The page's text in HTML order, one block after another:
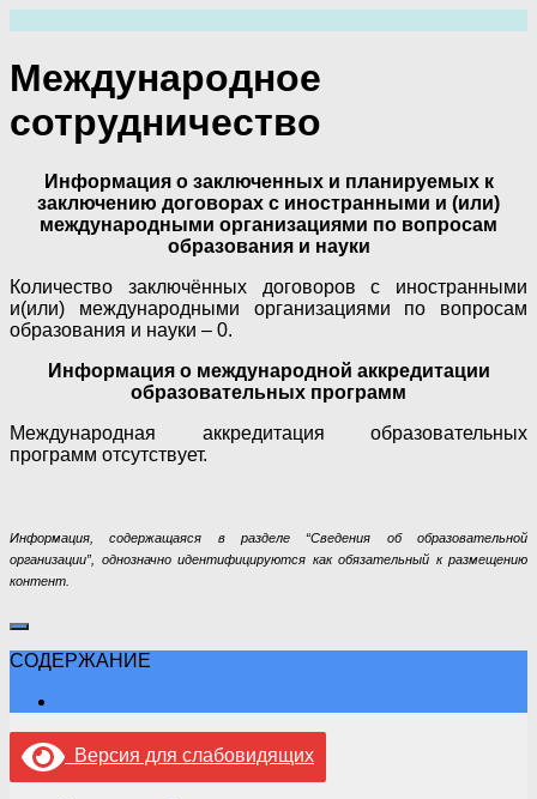
содержимому
Международное
сотрудничество
Информация о заключенных и планируемых к
заключению договорах с иностранными и (или)
международными организациями по вопросам
образования и науки
Количество заключённых договоров с иностранными
и(или) международными организациями по вопросам
образования и науки – 0.
Информация о международной аккредитации
образовательных программ
Международная аккредитация образовательных
программ отсутствует.
Информация, содержащаяся в разделе “Сведения об образовательной
организации”, однозначно идентифицируются как обязательный к размещению
контент.
СОДЕРЖАНИЕ
Версия для слабовидящих